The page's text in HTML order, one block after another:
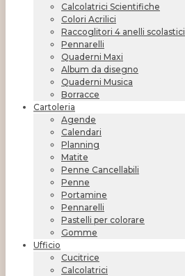
Calcolatrici Scientifiche
Colori Acrilici
Raccoglitori 4 anelli scolastici
Pennarelli
Quaderni Maxi
Album da disegno
Quaderni Musica
Borracce
Cartoleria
Agende
Calendari
Planning
Matite
Penne Cancellabili
Penne
Portamine
Pennarelli
Pastelli per colorare
Gomme
Ufficio
Cucitrice
Calcolatrici